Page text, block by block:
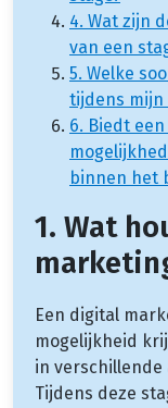
4. Wat zijn
van een
5. Welke
tijdens mijn
6. Biedt
binnen het
1. Wat
Een digital
mogelijkheid
in
Tijdens deze